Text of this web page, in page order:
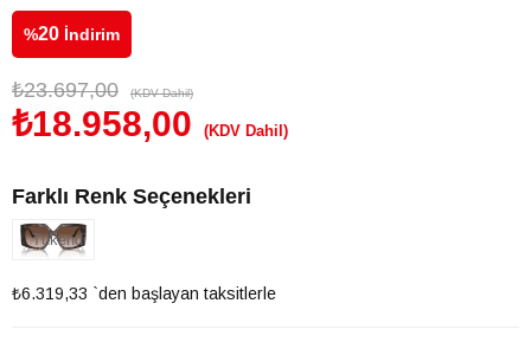
%20 İndirim
₺23.697,00 (KDV Dahil)
₺18.958,00 (KDV Dahil)
Farklı Renk Seçenekleri
Tükendi
₺6.319,33 `den başlayan taksitlerle